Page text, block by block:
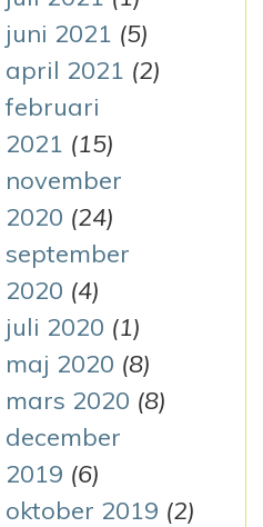
juni 2021 (5)
april 2021 (2)
februari
2021 (15)
november
2020 (24)
september
2020 (4)
juli 2020 (1)
maj 2020 (8)
mars 2020 (8)
december
2019 (6)
oktober 2019 (2)